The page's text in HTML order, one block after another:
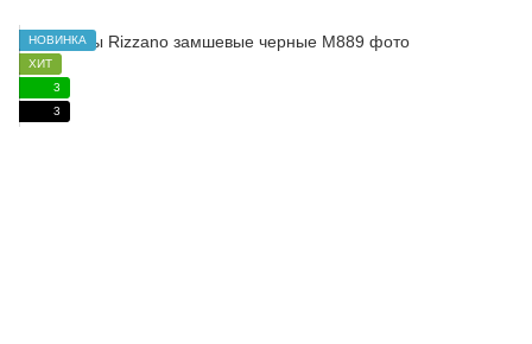
НОВИНКА
ХИТ
3
3